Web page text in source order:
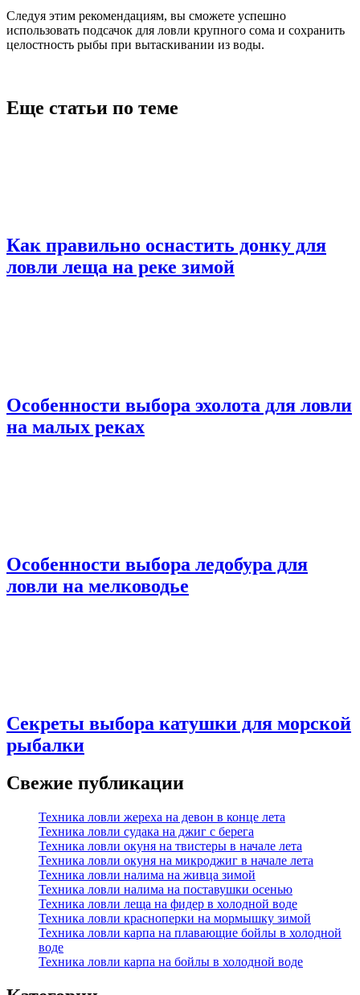
Следуя этим рекомендациям, вы сможете успешно
использовать подсачок для ловли крупного сома и сохранить
целостность рыбы при вытаскивании из воды.
Еще статьи по теме
Как правильно оснастить донку для
ловли леща на реке зимой
Особенности выбора эхолота для ловли
на малых реках
Особенности выбора ледобура для
ловли на мелководье
Секреты выбора катушки для морской
рыбалки
Свежие публикации
Техника ловли жереха на девон в конце лета
Техника ловли судака на джиг с берега
Техника ловли окуня на твистеры в начале лета
Техника ловли окуня на микроджиг в начале лета
Техника ловли налима на живца зимой
Техника ловли налима на поставушки осенью
Техника ловли леща на фидер в холодной воде
Техника ловли красноперки на мормышку зимой
Техника ловли карпа на плавающие бойлы в холодной
воде
Техника ловли карпа на бойлы в холодной воде